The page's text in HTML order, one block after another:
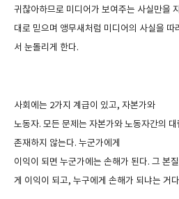
귀찮아하므로 미디어가 보여주는 사실만을
대로 믿으며 앵무새처럼 미디어의 사실을 따
서 눈돌리게 한다.
사회에는 2가지 계급이 있고, 자본가와
노동자. 모든 문제는 자본가와 노동자간의
존재하지 않는다. 누군가에게
이익이 되면 누군가에는 손해가 된다. 그 본
게 이익이 되고, 누구에게 손해가 되냐는 거다